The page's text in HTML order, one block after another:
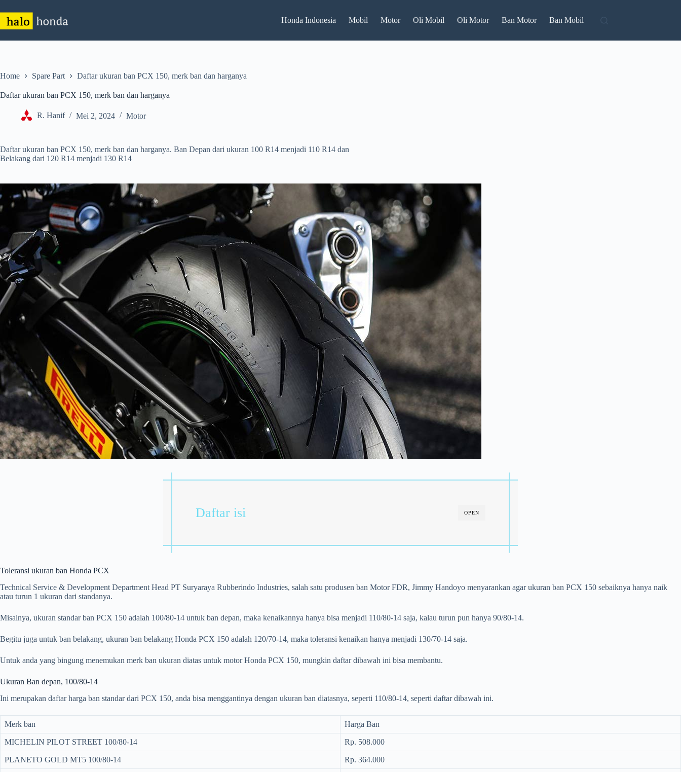
to
content
Honda Indonesia Mobil Motor Oli Mobil Oli Motor Ban Motor Ban Mobil
Home Spare Part Daftar ukuran ban PCX 150, merk ban dan harganya
Daftar ukuran ban PCX 150, merk ban dan harganya
R. Hanif Mei 2, 2024 Motor
Daftar ukuran ban PCX 150, merk ban dan harganya. Ban Depan dari ukuran 100 R14 menjadi 110 R14 dan
Belakang dari 120 R14 menjadi 130 R14
OPEN
Daftar isi
Toleransi ukuran ban Honda PCX
Technical Service & Development Department Head PT Suryaraya Rubberindo Industries, salah satu produsen ban Motor FDR, Jimmy Handoyo menyarankan agar ukuran ban PCX 150 sebaiknya hanya naik
atau turun 1 ukuran dari standanya.
Misalnya, ukuran standar ban PCX 150 adalah 100/80-14 untuk ban depan, maka kenaikannya hanya bisa menjadi 110/80-14 saja, kalau turun pun hanya 90/80-14.
Begitu juga untuk ban belakang, ukuran ban belakang Honda PCX 150 adalah 120/70-14, maka toleransi kenaikan hanya menjadi 130/70-14 saja.
Untuk anda yang bingung menemukan merk ban ukuran diatas untuk motor Honda PCX 150, mungkin daftar dibawah ini bisa membantu.
Ukuran Ban depan, 100/80-14
Ini merupakan daftar harga ban standar dari PCX 150, anda bisa menggantinya dengan ukuran ban diatasnya, seperti 110/80-14, seperti daftar dibawah ini.
Merk ban Harga Ban
MICHELIN PILOT STREET 100/80-14 Rp. 508.000
PLANETO GOLD MT5 100/80-14 Rp. 364.000